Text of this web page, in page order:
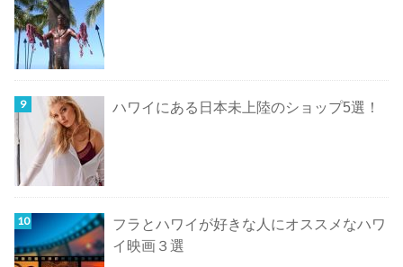
ハワイにある日本未上陸のショップ5選！
フラとハワイが好きな人にオススメなハワ
イ映画３選